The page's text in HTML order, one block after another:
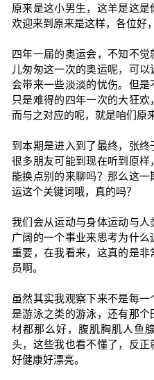
原来是这小男生，这羊是这是
欢迎来到原来是这样，各位好
四年一届的奥运会，不知不
儿匆匆这一次的奥运呢，可
会带来一些淡淡的忧伤。但是
只是难得的四年一次的大狂欢
而与之对应的呢，就是咱们原
到本期是进入到了最终，张
很多朋友可能到现在听到原
能换点别的来聊吗？那么这
运这个关键词哦，真的吗？
我们会从运动与身体运动与
广阔的一个事业来思考为什
重要，在我看来，这真的是
员啊。
虽然其实我观察下来不是每一
是游泳之类的游泳，还有那
材都那么好，腹肌胸肌人鱼
头，这些我也看不懂了，反
好健康好漂亮。